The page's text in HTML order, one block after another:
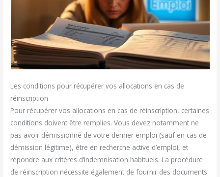
Les conditions pour récupérer vos allocations en cas de
réinscription
Pour récupérer vos allocations en cas de réinscription, certaines
conditions doivent être remplies. Vous devez notamment ne
pas avoir démissionné de votre dernier emploi (sauf en cas de
démission légitime), être en recherche active d’emploi, et
répondre aux critères d’indemnisation habituels. La procédure
de réinscription nécessite également de fournir des documents